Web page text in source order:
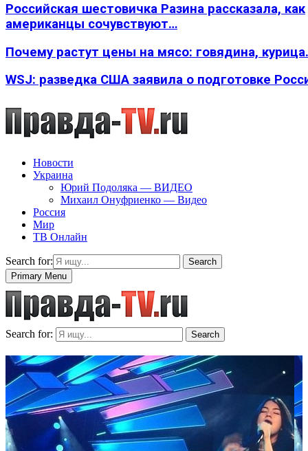
Российская шестовичка Разина рассказала, как
американцы сочувствуют…
Почему растут цены на мясо: говядина,
WSJ: разведка США заявила о подготовке
Новости
Украина
Юрий Подоляка — ВИДЕО
Михаил Онуфриенко — Видео
Россия
Мир
ТВ Онлайн
Search for:
Search
Primary Menu
Search for: Search